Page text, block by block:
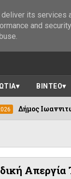
ΒΙΝΤΕΟ
Απεργία
its services
and